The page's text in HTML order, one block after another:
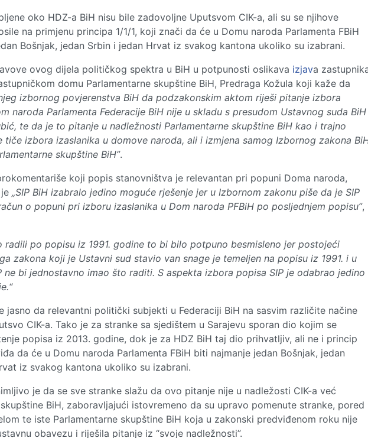
oko HDZ-a BiH nisu bile zadovoljne Uputsvom CIK-a, ali su se njihove
na primjenu principa 1/1/1, koji znači da će u Domu naroda Parlamenta FBiH
Bošnjak, jedan Srbin i jedan Hrvat iz svakog kantona ukoliko su izabrani.
ovog dijela političkog spektra u BiH u potpunosti oslikava izjava
domu Parlamentarne skupštine BiH, Predraga Kožula koji kaže da
izbornog povjerenstva BiH da podzakonskim aktom riješi pitanje izbora
naroda Parlamenta Federacije BiH nije u skladu s presudom Ustavnog suda BiH
te da je to pitanje u nadležnosti Parlamentarne skupštine BiH kao i trajno
tiče izbora izaslanika u domove naroda, ali i izmjena samog Izbornog zakona
skupštine BiH”.
koji popis stanovništva je relevantan pri popuni Doma naroda,
„SIP BiH izabralo jedino moguće rješenje jer u Izbornom zakonu piše da je SIP
o popuni pri izboru izaslanika u Dom naroda PFBiH po posljednjem popisu”,
radili po popisu iz 1991. godine to bi bilo potpuno besmisleno jer postojeći
zakona koji je Ustavni sud stavio van snage je temeljen na popisu iz 1991. i u
ne bi jednostavno imao što raditi. S aspekta izbora popisa SIP je odabrao jedino
jasno da relevantni politički subjekti u Federaciji BiH na sasvim različite načine
CIK-a. Tako je za stranke sa sjedištem u Sarajevu sporan dio kojim se
popisa iz 2013. godine, dok je za HDZ BiH taj dio prihvatljiv, ali ne i princip
da će u Domu naroda Parlamenta FBiH biti najmanje jedan Bošnjak, jedan
iz svakog kantona ukoliko su izabrani.
je da se sve stranke slažu da ovo pitanje nije u nadležosti CIK-a već
BiH, zaboravljajući istovremeno da su upravo pomenute stranke, pored
te iste Parlamentarne skupštine BiH koja u zakonski predviđenom roku nije
obavezu i riješila pitanje iz “svoje nadležnosti”.